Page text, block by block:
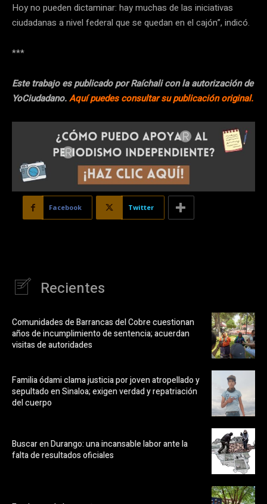
Hoy no pueden dictaminar: hay muchas de las iniciativas
ciudadanas a nivel federal que se quedan en el cajón”, indicó.
***
Este trabajo es publicado por Raíchali con la autorización de
YoCiudadano.Aquí puedes consultar su publicación original.
Facebook Twitter
Recientes
Comunidades de Barrancas del Cobre cuestionan
años de incumplimiento de sentencia; acuerdan
visitas de autoridades
Familia ódami clama justicia por joven atropellado y
sepultado en Sinaloa; exigen verdad y repatriación
del cuerpo
Buscar en Durango: una incansable labor ante la
falta de resultados oficiales